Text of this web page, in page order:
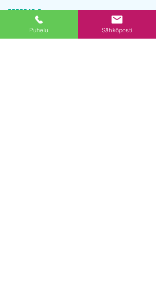
3233340-8
Pyydä tarjous palvelusta
Puhelu Sähköposti